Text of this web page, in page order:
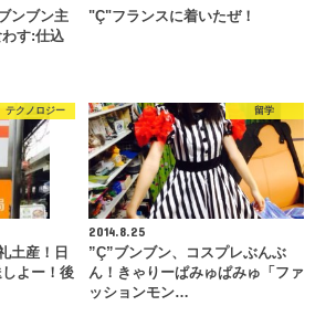
ンブン主
す:仕込
"Ç"フランスに着いたぜ！
テクノロジー
土産！日
よー！後
留学
2014.8.25
”Ç”ブンブン、コスプレぶんぶ
ん！きゃりーぱみゅぱみゅ「ファ
ッションモン…